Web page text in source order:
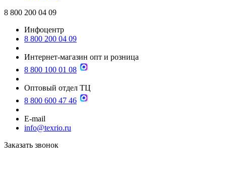
8 800 200 04 09
Инфоцентр
8 800 200 04 09
Интернет-магазин опт и розница
8 800 100 01 08
Оптовый отдел ТЦ
8 800 600 47 46
E-mail
info@texrio.ru
Заказать звонок